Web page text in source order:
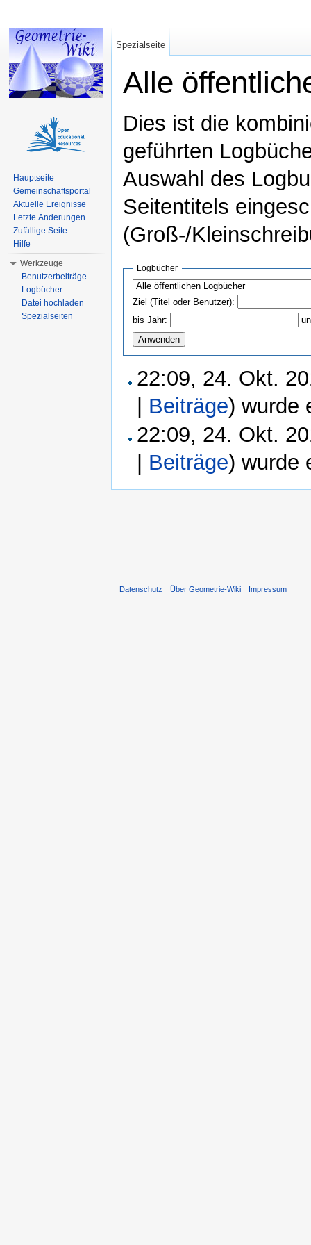
Alle
Dies ist die
geführten
Auswahl des
Seitentitels
(Groß-/
Logbücher
Ziel (Titel oder Benutzer):
bis Jahr:
22:09, 24. Okt.
Beiträge) wurde
22:09, 24. Okt.
Beiträge) wurde
Spezialseite
Hauptseite
Gemeinschaftsportal
Aktuelle Ereignisse
Letzte Änderungen
Zufällige Seite
Hilfe
Werkzeuge
Benutzerbeiträge
Logbücher
Datei hochladen
Spezialseiten
Datenschutz Über Geometrie-Wiki Impressum